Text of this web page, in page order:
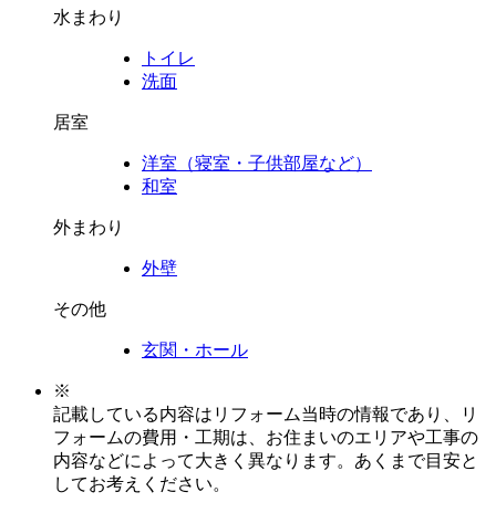
水まわり
トイレ
洗面
居室
洋室（寝室・子供部屋など）
和室
外まわり
外壁
その他
玄関・ホール
※
記載している内容はリフォーム当時の情報であり、リ
フォームの費用・工期は、お住まいのエリアや工事の
内容などによって大きく異なります。あくまで目安と
してお考えください。